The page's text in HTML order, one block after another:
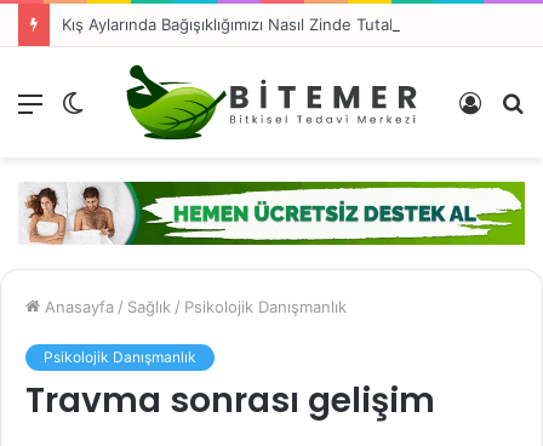
Kış Aylarında Bağışıklığımızı Nasıl Zinde Tutabiliriz?
Menü
görünümü
Kayıt
Anasayfa / Sağlık / Psikolojik Danışmanlık
Psikolojik Danışmanlık
Travma sonrası gelişim